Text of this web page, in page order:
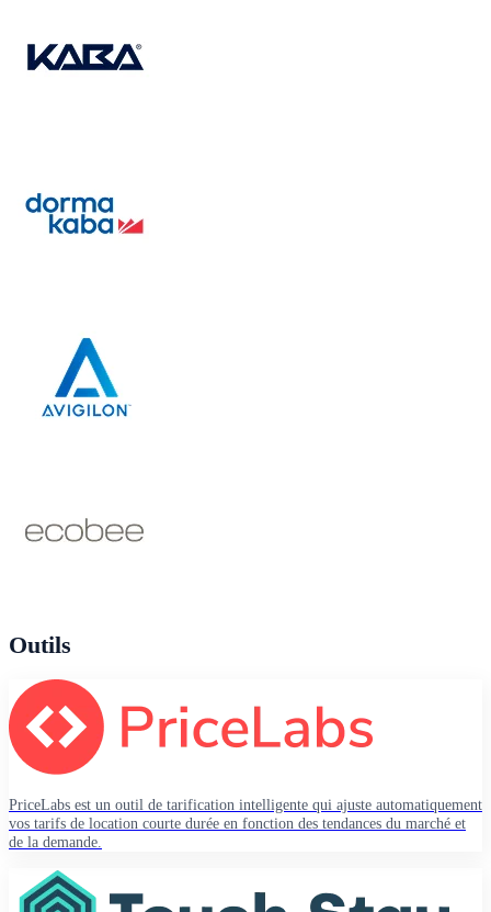
Outils
PriceLabs est un outil de tarification intelligente qui ajuste automatiquement
vos tarifs de location courte durée en fonction des tendances du marché et
de la demande.